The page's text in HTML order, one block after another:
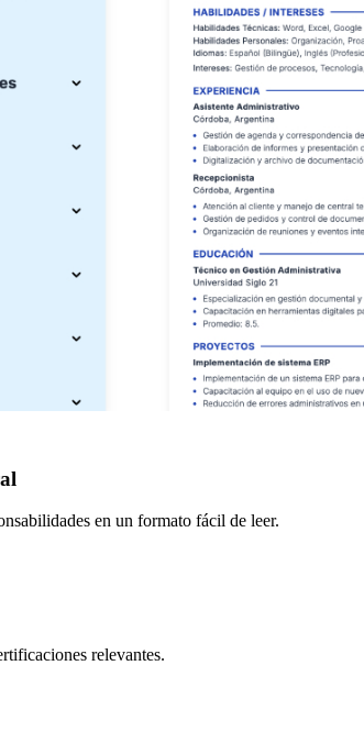
en un formato fácil de leer.
relevantes.